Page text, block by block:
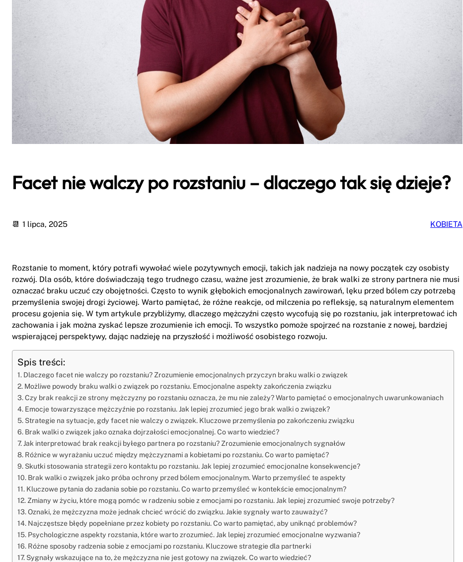
Facet nie walczy po rozstaniu – dlaczego tak się dzieje?
1 lipca, 2025 KOBIETA
Rozstanie to moment, który potrafi wywołać wiele pozytywnych emocji, takich jak nadzieja na nowy początek czy osobisty
rozwój. Dla osób, które doświadczają tego trudnego czasu, ważne jest zrozumienie, że brak walki ze strony partnera nie musi
oznaczać braku uczuć czy obojętności. Często to wynik głębokich emocjonalnych zawirowań, lęku przed bólem czy potrzebą
przemyślenia swojej drogi życiowej. Warto pamiętać, że różne reakcje, od milczenia po refleksję, są naturalnym elementem
procesu gojenia się. W tym artykule przybliżymy, dlaczego mężczyźni często wycofują się po rozstaniu, jak interpretować ich
zachowania i jak można zyskać lepsze zrozumienie ich emocji. To wszystko pomoże spojrzeć na rozstanie z nowej, bardziej
wspierającej perspektywy, dając nadzieję na przyszłość i możliwość osobistego rozwoju.
Spis treści:
Dlaczego facet nie walczy po rozstaniu? Zrozumienie emocjonalnych przyczyn braku walki o związek
Możliwe powody braku walki o związek po rozstaniu. Emocjonalne aspekty zakończenia związku
Czy brak reakcji ze strony mężczyzny po rozstaniu oznacza, że mu nie zależy? Warto pamiętać o emocjonalnych uwarunkowaniach
Emocje towarzyszące mężczyźnie po rozstaniu. Jak lepiej zrozumieć jego brak walki o związek?
Strategie na sytuacje, gdy facet nie walczy o związek. Kluczowe przemyślenia po zakończeniu związku
Brak walki o związek jako oznaka dojrzałości emocjonalnej. Co warto wiedzieć?
Jak interpretować brak reakcji byłego partnera po rozstaniu? Zrozumienie emocjonalnych sygnałów
Różnice w wyrażaniu uczuć między mężczyznami a kobietami po rozstaniu. Co warto pamiętać?
Skutki stosowania strategii zero kontaktu po rozstaniu. Jak lepiej zrozumieć emocjonalne konsekwencje?
Brak walki o związek jako próba ochrony przed bólem emocjonalnym. Warto przemyśleć te aspekty
Kluczowe pytania do zadania sobie po rozstaniu. Co warto przemyśleć w kontekście emocjonalnym?
Zmiany w życiu, które mogą pomóc w radzeniu sobie z emocjami po rozstaniu. Jak lepiej zrozumieć swoje potrzeby?
Oznaki, że mężczyzna może jednak chcieć wrócić do związku. Jakie sygnały warto zauważyć?
Najczęstsze błędy popełniane przez kobiety po rozstaniu. Co warto pamiętać, aby uniknąć problemów?
Psychologiczne aspekty rozstania, które warto zrozumieć. Jak lepiej zrozumieć emocjonalne wyzwania?
Różne sposoby radzenia sobie z emocjami po rozstaniu. Kluczowe strategie dla partnerki
Sygnały wskazujące na to, że mężczyzna nie jest gotowy na związek. Co warto wiedzieć?